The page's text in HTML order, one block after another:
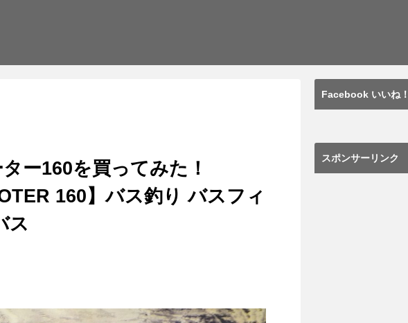
ー160を買ってみた！
160】バス釣り バスフィ
ス
Facebook いいね！
スポンサーリンク